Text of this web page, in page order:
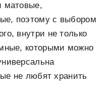
матовые,
поэтому с выбором
внутри не только
которыми можно
не любят хранить